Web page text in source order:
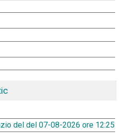
del del 07-08-2026 ore 12:25